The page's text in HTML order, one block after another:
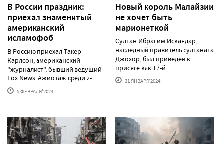
В России праздник:
приехал знаменитый
американский
исламофоб
В Россию приехал Такер
Карлсон, американский
"журналист", бывший ведущий
Fox News. Ажиотаж среди z-......
5 ФЕВРАЛЯ'2024
Новый король Малайзии
не хочет быть
марионеткой
Султан Ибрагим Искандар,
наследный правитель султаната
Джохор, был приведен к
присяге как 17-й......
31 ЯНВАРЯ'2024